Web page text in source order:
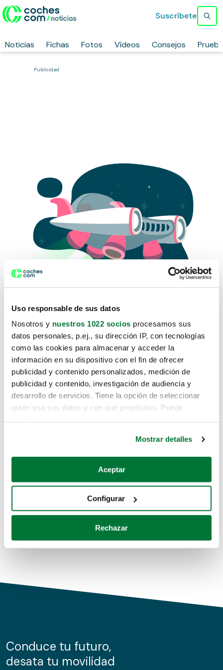
Uso responsable de sus datos
Nosotros y nuestros 1022 socios procesamos sus
datos personales, p.ej., su dirección IP, con tecnologías
como las cookies para almacenar y acceder la
información en su dispositivo con el fin de ofrecer
publicidad y contenido personalizados, medición de
publicidad y contenido, investigación de audiencia y
desarrollo de servicios. Tiene la opción de seleccionar
quién usa sus datos y con qué propósitos. Puede
Si lo permite, también quisiéramos:
Recopilar información sobre su ubicación geográfica
Identificar su dispositivo analizándolo activamente
para buscar características específicas (huellas
Obtenga más información sobre cómo se procesan sus
de cookies.
información sobre el uso que haga del sitio web con
nuestros partners de redes sociales, publicidad y análisis
Mostrar detalles
Aceptar
Configurar
Rechazar
Noticias Fichas Fotos Vídeos Consejos
Suscríbete
Publicidad
Lo sentimos, no sabemos como
te hemos traido hasta aquí.
Pero puedes encontrar el coche que estás
buscando en alguno de estos enlaces:
Coches de segunda mano
Coches de km0
Conduce tu futuro,
desata tu movilidad